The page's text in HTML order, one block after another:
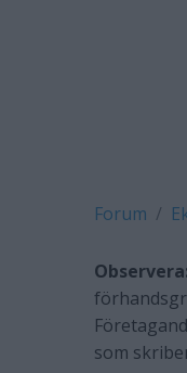
Forum
Observera:
som